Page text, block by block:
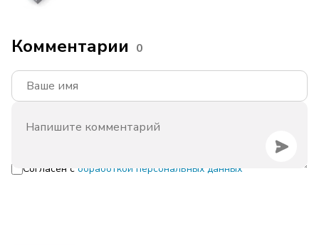
Комментарии 0
Согласен с обработкой персональных данных